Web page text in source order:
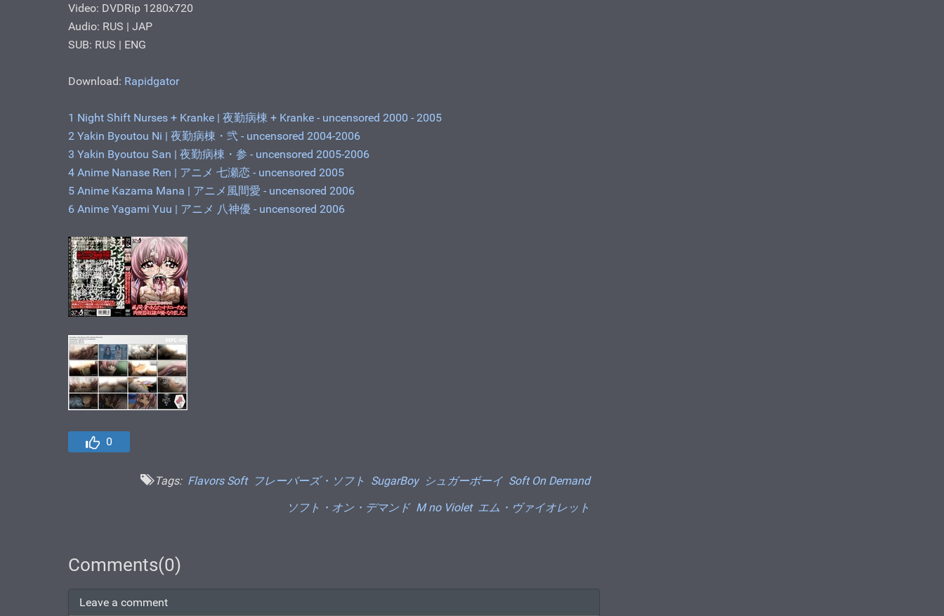
Video: DVDRip 1280x720
Audio: RUS | JAP
SUB: RUS | ENG
Download: Rapidgator
1 Night Shift Nurses + Kranke | 夜勤病棟 + Kranke - uncensored 2000 - 2005
2 Yakin Byoutou Ni | 夜勤病棟・弐 - uncensored 2004-2006
3 Yakin Byoutou San | 夜勤病棟・参 - uncensored 2005-2006
4 Anime Nanase Ren | アニメ 七瀬恋 - uncensored 2005
5 Anime Kazama Mana | アニメ風間愛 - uncensored 2006
6 Anime Yagami Yuu | アニメ 八神優 - uncensored 2006
0
Tags: Flavors Soft フレーバーズ・ソフト SugarBoy シュガーボーイ Soft On Demand
ソフト・オン・デマンド M no Violet エム・ヴァイオレット
Comments(0)
Leave a comment